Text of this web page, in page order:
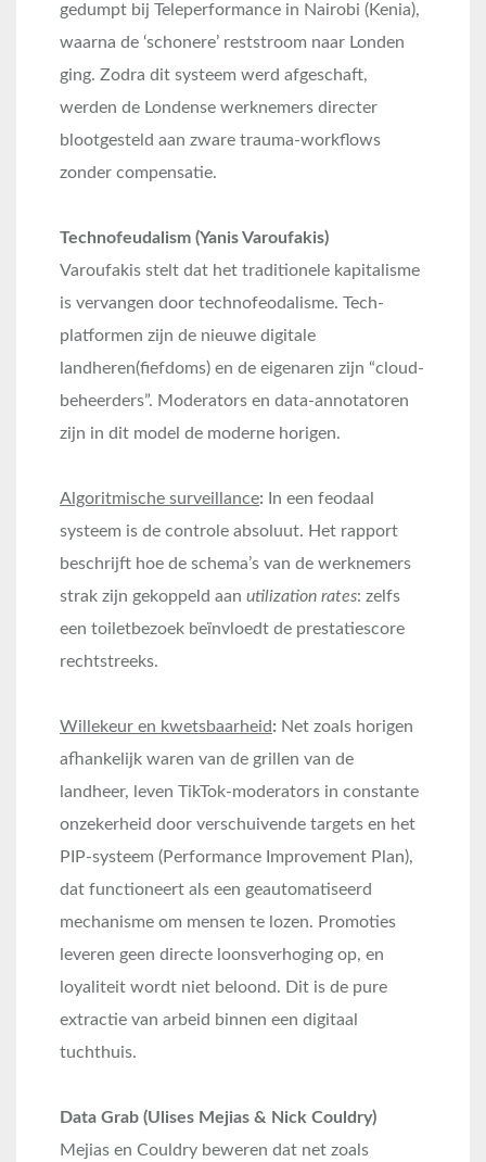
gedumpt bij Teleperformance in Nairobi (Kenia),
waarna de ‘schonere’ reststroom naar Londen
ging. Zodra dit systeem werd afgeschaft,
werden de Londense werknemers directer
blootgesteld aan zware trauma-workflows
zonder compensatie.
Technofeudalism (Yanis Varoufakis)
Varoufakis stelt dat het traditionele kapitalisme
is vervangen door technofeodalisme. Tech-
platformen zijn de nieuwe digitale
landheren(fiefdoms) en de eigenaren zijn “cloud-
beheerders”. Moderators en data-annotatoren
zijn in dit model de moderne horigen.
Algoritmische surveillance: In een feodaal
systeem is de controle absoluut. Het rapport
beschrijft hoe de schema’s van de werknemers
strak zijn gekoppeld aan utilization rates: zelfs
een toiletbezoek beïnvloedt de prestatiescore
rechtstreeks.
Willekeur en kwetsbaarheid: Net zoals horigen
afhankelijk waren van de grillen van de
landheer, leven TikTok-moderators in constante
onzekerheid door verschuivende targets en het
PIP-systeem (Performance Improvement Plan),
dat functioneert als een geautomatiseerd
mechanisme om mensen te lozen. Promoties
leveren geen directe loonsverhoging op, en
loyaliteit wordt niet beloond. Dit is de pure
extractie van arbeid binnen een digitaal
tuchthuis.
Data Grab (Ulises Mejias & Nick Couldry)
Mejias en Couldry beweren dat net zoals